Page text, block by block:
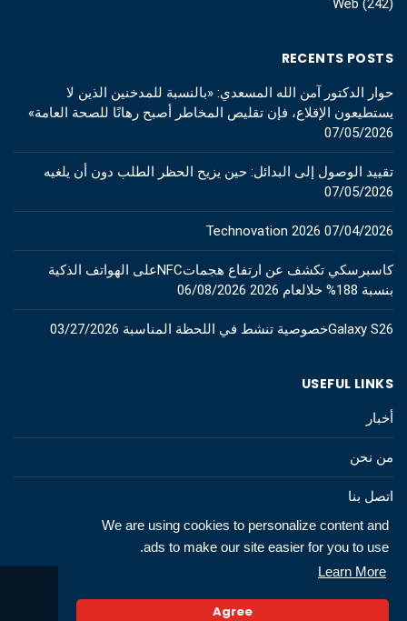
We are using cookies to personalize content and
ads to make our site easier for you to use.
Learn More
Agree
Web (242)
RECENTS POSTS
حوار الدكتور آمن الله المسعدي: «بالنسبة للمدخنين الذين لا
يستطيعون الإقلاع، فإن تقليص المخاطر أصبح رهانًا للصحة العامة»
07/05/2026
تقييد الوصول إلى البدائل: حين يزيح الحظر الطلب دون أن يلغيه
07/05/2026
Technovation 2026 07/04/2026
كاسبرسكي تكشف عن ارتفاع هجماتNFCعلى الهواتف الذكية
بنسبة 188% خلالعام 2026
06/08/2026
Galaxy S26خصوصية تنشط في اللحظة المناسبة 03/27/2026
USEFUL LINKS
أخبار
من نحن
اتصل بنا
© 2026 All rights to technews.tn